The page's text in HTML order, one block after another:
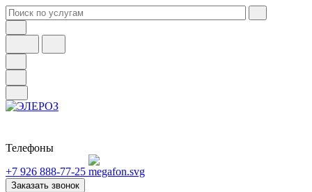
Телефоны
+7 926 888-77-25
Заказать звонок